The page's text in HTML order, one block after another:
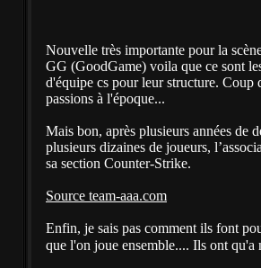
Nouvelle très importante pour la
GG (GoodGame) voila que ce sont
d'équipe cs pour leur structure.
passions à l'époque...
Mais bon, après plusieurs années de
plusieurs dizaines de joueurs,
sa section Counter-Strike.
Source team-aaa.com
Enfin, je sais pas comment ils font
que l'on joue ensemble.... Ils ont qu'a